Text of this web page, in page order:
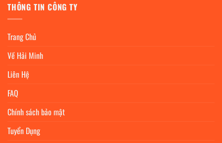
THÔNG TIN CÔNG TY
Trang Chủ
Về Hải Minh
Liên Hệ
FAQ
Chính sách bảo mật
Tuyển Dụng